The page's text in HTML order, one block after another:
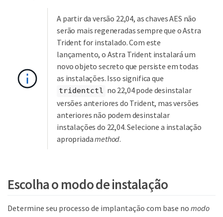
A partir da versão 22,04, as chaves AES não
serão mais regeneradas sempre que o Astra
Trident for instalado. Com este
lançamento, o Astra Trident instalará um
novo objeto secreto que persiste em todas
as instalações. Isso significa que
tridentctl no 22,04 pode desinstalar
versões anteriores do Trident, mas versões
anteriores não podem desinstalar
instalações do 22,04. Selecione a instalação
apropriadamethod.
Escolha o modo de instalação
Determine seu processo de implantação com base no modo